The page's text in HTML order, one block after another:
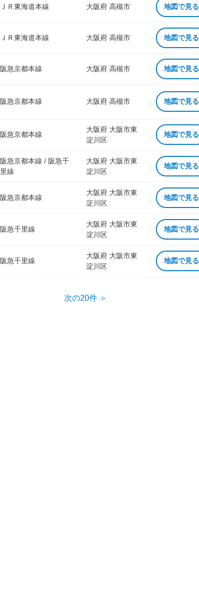
ＪＲ東海道本線 大阪府 高槻市 地図で見る
ＪＲ東海道本線 大阪府 高槻市 地図で見る
阪急京都本線 大阪府 高槻市 地図で見る
阪急京都本線 大阪府 高槻市 地図で見る
阪急京都本線
大阪府 大阪市東
淀川区
地図で見る
阪急京都本線 / 阪急千
里線
大阪府 大阪市東
淀川区
地図で見る
阪急京都本線
大阪府 大阪市東
淀川区
地図で見る
阪急千里線
大阪府 大阪市東
淀川区
地図で見る
阪急千里線
大阪府 大阪市東
淀川区
地図で見る
次の20件 ＞